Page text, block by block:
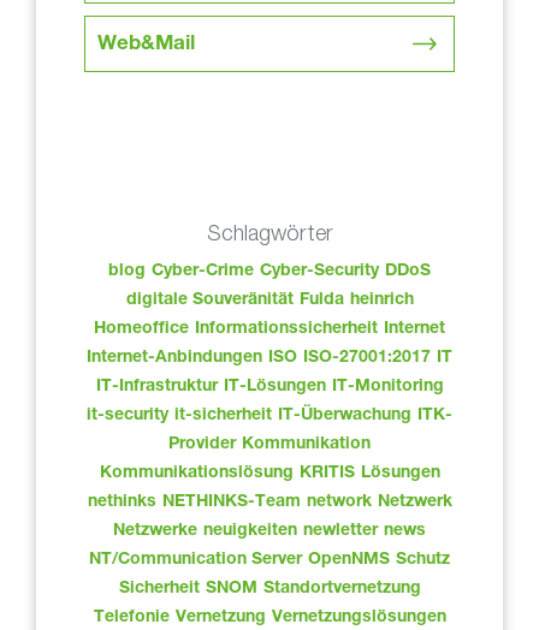
Web&Mail
Schlagwörter
blog Cyber-Crime Cyber-Security DDoS
digitale Souveränität Fulda heinrich
Homeoffice Informationssicherheit Internet
Internet-Anbindungen ISO ISO-27001:2017 IT
IT-Infrastruktur IT-Lösungen IT-Monitoring
it-security it-sicherheit IT-Überwachung
ITK-
Provider Kommunikation
Kommunikationslösung
KRITIS Lösungen
nethinks NETHINKS-Team network Netzwerk
Netzwerke neuigkeiten newletter news
NT/Communication Server OpenNMS Schutz
Sicherheit SNOM Standortvernetzung
Telefonie Vernetzung Vernetzungslösungen